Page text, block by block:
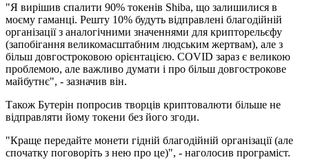
"Я вирішив спалити 90% токенів Shiba, що залишилися в
моєму гаманці. Решту 10% будуть відправлені благодійній
організації з аналогічними значеннями для крипторельєфу
(запобігання великомасштабним людським жертвам), але з
більш довгостроковою орієнтацією. COVID зараз є великою
проблемою, але важливо думати і про більш довгострокове
майбутнє", - зазначив він.
Також Бутерін попросив творців криптовалюти більше не
відправляти йому токени без його згоди.
"Краще передайте монети гідній благодійній організації (але
спочатку поговоріть з нею про це)", - наголосив програміст.